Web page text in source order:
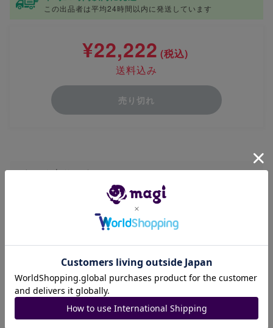
この出品者は平均24時間以内に発送しています
¥22,222 (税込)
送料込み
売り切れ
まとめ売りです！
お ま け の内容ついてはその時々です！
内容については全て美品です✨
商品ID: 1604303758